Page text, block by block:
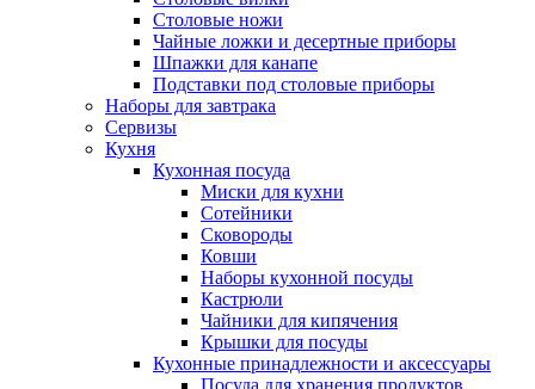
Столовые ножи
Чайные ложки и десертные приборы
Шпажки для канапе
Подставки под столовые приборы
Наборы для завтрака
Сервизы
Кухня
Кухонная посуда
Миски для кухни
Сотейники
Сковороды
Ковши
Наборы кухонной посуды
Кастрюли
Чайники для кипячения
Крышки для посуды
Кухонные принадлежности и аксессуары
Посуда для хранения продуктов